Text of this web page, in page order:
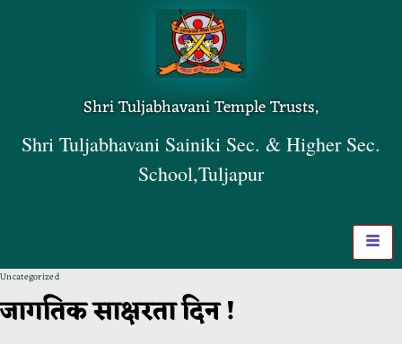
Shri Tuljabhavani Temple Trusts,
Shri Tuljabhavani Sainiki Sec. & Higher Sec.
School,Tuljapur
Uncategorized
जागतिक साक्षरता दिन !